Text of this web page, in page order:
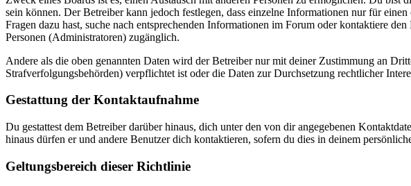
sein können. Der Betreiber kann jedoch festlegen, dass einzelne Informationen nur für
Fragen dazu hast, suche nach entsprechenden Informationen im Forum oder kontaktiere
Personen (Administratoren) zugänglich.
Andere als die oben genannten Daten wird der Betreiber nur mit deiner Zustimmung an
Strafverfolgungsbehörden) verpflichtet ist oder die Daten zur Durchsetzung rechtlicher
Gestattung der Kontaktaufnahme
Du gestattest dem Betreiber darüber hinaus, dich unter den von dir angegebenen
hinaus dürfen er und andere Benutzer dich kontaktieren, sofern du dies in deinem
Geltungsbereich dieser Richtlinie